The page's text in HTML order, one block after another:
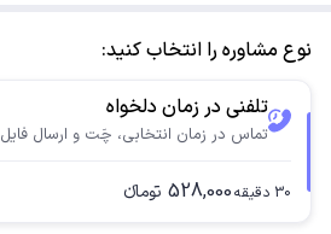
نوع مشاوره را انتخاب کنید:
تلفنی در زمان دلخواه
تماس در زمان انتخابی، چَت و ارسال فایل
30 دقیقه528,000 تومانء